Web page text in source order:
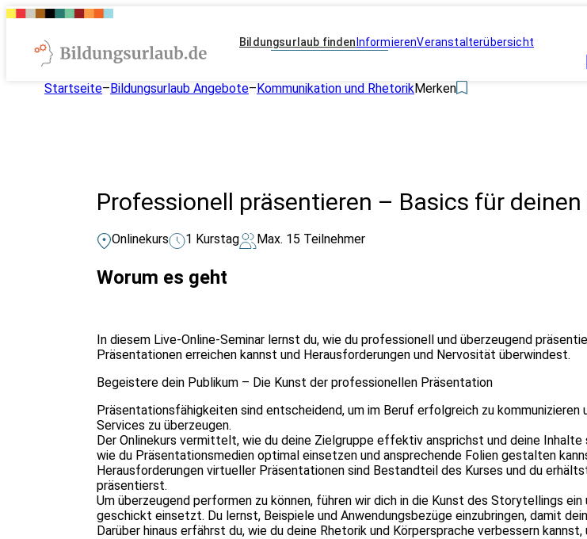
Bildungsurlaub finden InformierenVeranstalterübersicht
Startseite–Bildungsurlaub Angebote–Kommunikation und RhetorikMerken
Professionell präsentieren – Basics für
Onlinekurs 1 Kurstag Max. 15 Teilnehmer
Worum es geht
In diesem Live-Online-Seminar lernst du, wie du professionell und überzeugend
Präsentationen erreichen kannst und Herausforderungen und Nervosität überwindest.
Begeistere dein Publikum – Die Kunst der professionellen Präsentation
Präsentationsfähigkeiten sind entscheidend, um im Beruf erfolgreich zu kommunizieren
Services zu überzeugen.
Der Onlinekurs vermittelt, wie du deine Zielgruppe effektiv ansprichst und deine
wie du Präsentationsmedien optimal einsetzen und ansprechende Folien gestalten
Herausforderungen virtueller Präsentationen sind Bestandteil des Kurses und du
präsentierst.
Um überzeugend performen zu können, führen wir dich in die Kunst des Storytellings
geschickt einsetzt. Du lernst, Beispiele und Anwendungsbezüge einzubringen, damit
Darüber hinaus erfährst du, wie du deine Rhetorik und Körpersprache verbessern